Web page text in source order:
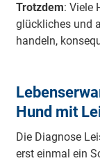
Trotzdem: Viele
glückliches und
handeln,
Hund mit
Die Diagnose
erst einmal ein